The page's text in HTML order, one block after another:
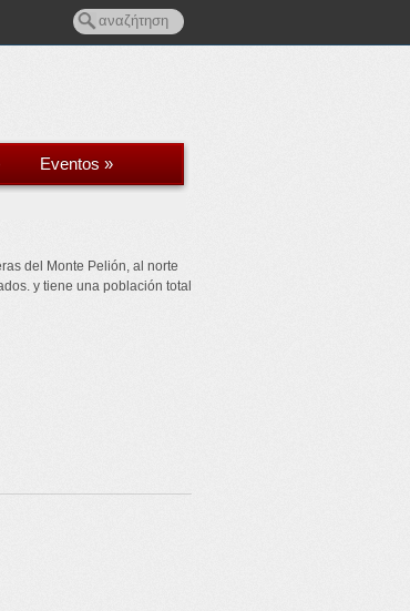
Eventos »
del Monte Pelión, al norte
y tiene una población total